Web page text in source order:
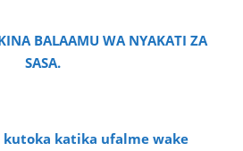
BALAAMU WA NYAKATI ZA
SASA.
kutoka katika ufalme wake